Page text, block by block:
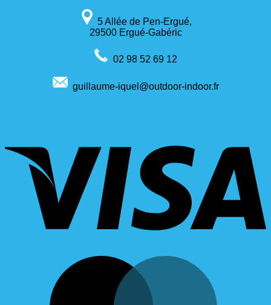
5 Allée de Pen-Ergué,
29500 Ergué-Gabéric
02 98 52 69 12
guillaume-iquel@outdoor-indoor.fr